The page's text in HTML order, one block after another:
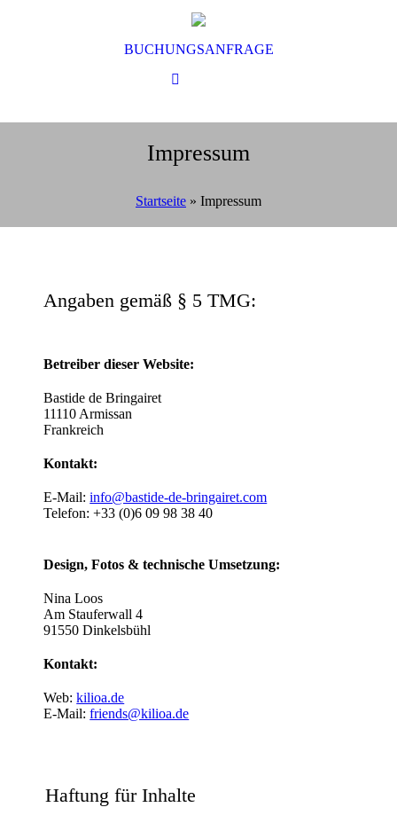
BUCHUNGSANFRAGE
Impressum
Startseite » Impressum
Angaben gemäß § 5 TMG:
Betreiber dieser Website:
Bastide de Bringairet
11110 Armissan
Frankreich
Kontakt:
E-Mail:info@bastide-de-bringairet.com
Telefon: +33 (0)6 09 98 38 40
Design, Fotos & technische Umsetzung:
Nina Loos
Am Stauferwall 4
91550 Dinkelsbühl
Kontakt:
Web:kilioa.de
E-Mail:friends@kilioa.de
Haftung für Inhalte